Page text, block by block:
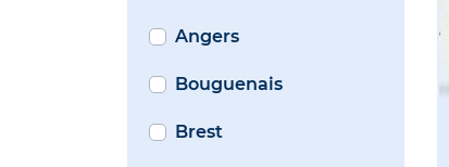
Angers
Bouguenais
Brest